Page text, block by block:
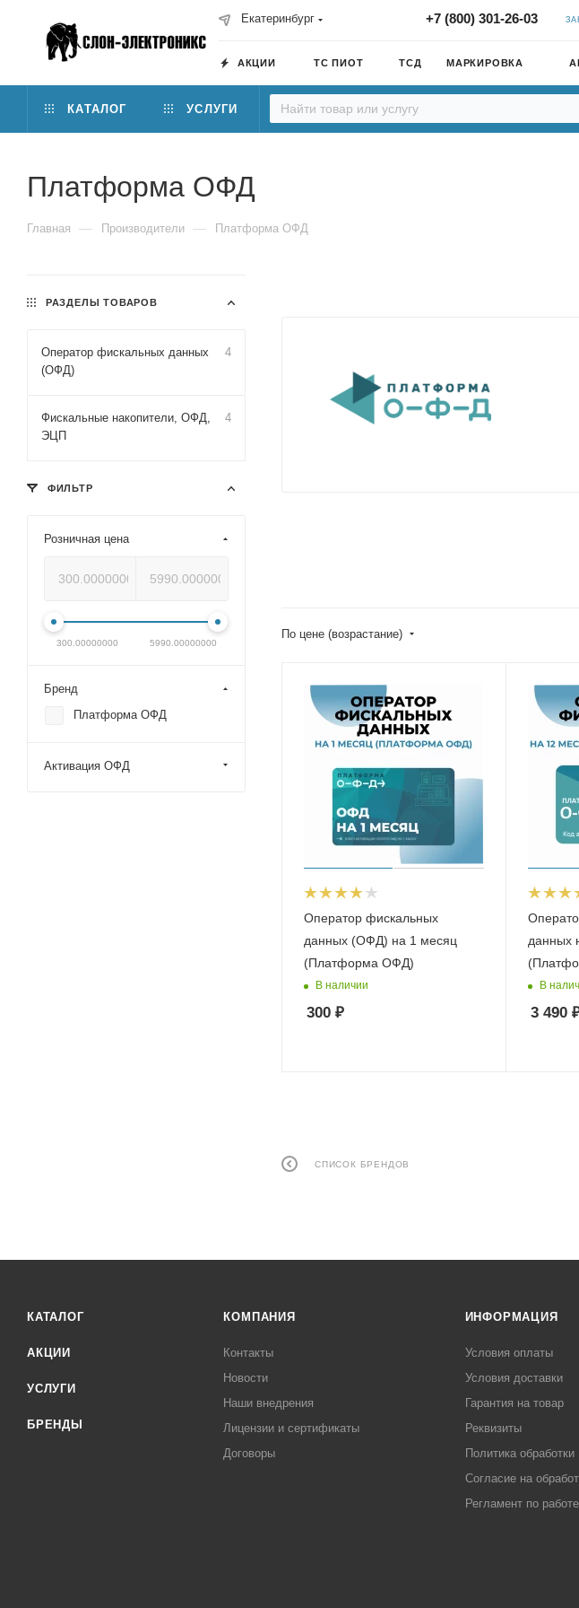
Екатеринбург +7 (800) 301-26-03
АКЦИИ ТС ПИОТ ТСД МАРКИРОВКА
КАТАЛОГ УСЛУГИ
Платформа ОФД
Главная — Производители — Платформа ОФД
По цене (возрастание)
Оператор фискальных
данных (ОФД) на 1 месяц
(Платформа ОФД)
В наличии
300 ₽
данных
В
3 490
СПИСОК БРЕНДОВ
РАЗДЕЛЫ ТОВАРОВ
Оператор фискальных данных
(ОФД)
4
Фискальные накопители, ОФД,
ЭЦП
4
ФИЛЬТР
Розничная цена
300.00000000 5990.00000000
Бренд
Платформа ОФД
Активация ОФД
КАТАЛОГ
АКЦИИ
УСЛУГИ
БРЕНДЫ
КОМПАНИЯ
Контакты
Новости
Наши внедрения
Лицензии и сертификаты
Договоры
ИНФОРМАЦИЯ
Условия оплаты
Условия доставки
Гарантия на товар
Реквизиты
Политика обработки
Согласие на
Регламент по